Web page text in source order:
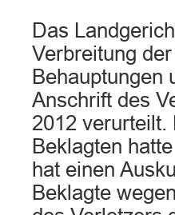
Das
Verbreitung
Behauptungen
Anschrift des
2012 verurteilt.
Beklagten
hat einen
Beklagte